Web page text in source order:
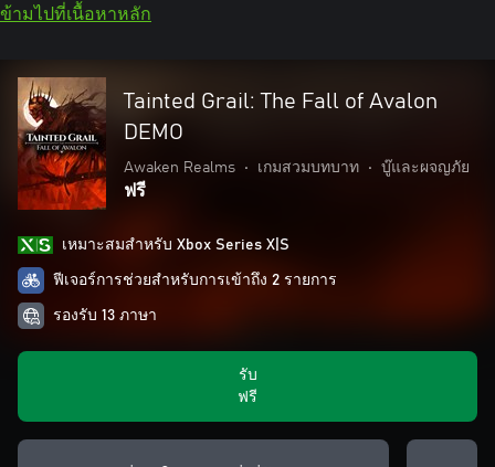
ข้ามไปที่เนื้อหาหลัก
Tainted Grail: The Fall of Avalon
DEMO
Awaken Realms • เกมสวมบทบาท • บู๊และผจญภัย
ฟรี
เหมาะสมสําหรับ Xbox Series X|S
ฟีเจอร์การช่วยสำหรับการเข้าถึง 2 รายการ
รองรับ 13 ภาษา
รับ
ฟรี